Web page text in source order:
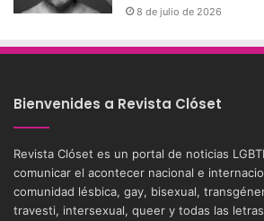
8 de julio de 2026
Bienvenides a Revista Clóset
Revista Clóset es un portal de noticias
comunicar el acontecer nacional e
comunidad lésbica, gay, bisexual,
travesti, intersexual, queer y todas las